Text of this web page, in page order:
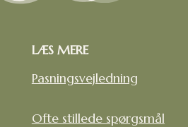
LÆS MERE
Pasningsvejledning
Ofte stillede spørgsmål